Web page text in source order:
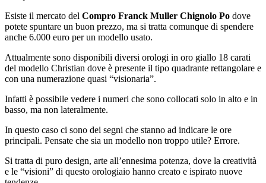
Esiste il mercato del Compro Franck Muller Chignolo Po dove
potete spuntare un buon prezzo, ma si tratta comunque di spendere
anche 6.000 euro per un modello usato.
Attualmente sono disponibili diversi orologi in oro giallo 18 carati
del modello Christian dove è presente il tipo quadrante rettangolare e
con una numerazione quasi “visionaria”.
Infatti è possibile vedere i numeri che sono collocati solo in alto e in
basso, ma non lateralmente.
In questo caso ci sono dei segni che stanno ad indicare le ore
principali. Pensate che sia un modello non troppo utile? Errore.
Si tratta di puro design, arte all’ennesima potenza, dove la creatività
e le “visioni” di questo orologiaio hanno creato e ispirato nuove